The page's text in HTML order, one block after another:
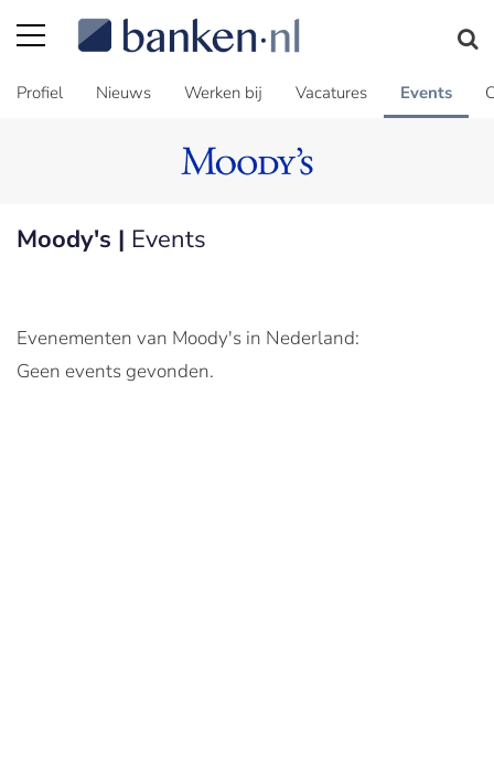
Profiel Nieuws Werken bij Vacatures Events
Moody's | Events
Evenementen van Moody's in Nederland:
Geen events gevonden.